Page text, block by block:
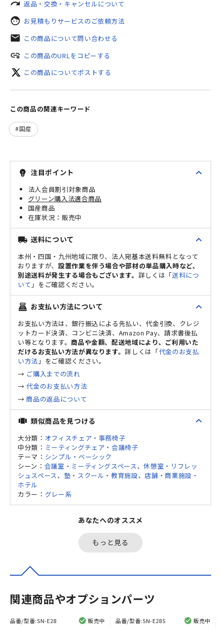
redo 返品・交換・キャンセルについて
face お見積もりサービスのご依頼方法
mail この商品について問い合わせる
add_link この商品のURLをコピーする
この商品についてポストする
この商品の関連キーワード
国産
emoji_objects 注目ポイント expand_less
法人会員割引対象商品
グリーン購入法適合商品
国産商品
販売中
local_shipping 送料について expand_less
本州・四国・九州地域に限り、法人宛基本送料無料となって
おりますが、 設置作業を伴う場合や部材の単品購入時など、
別途送料が発生する場合もございます。 詳しくは「送料につ
いて 」をご確認ください。
point_of_sale お支払い方法について expand_less
お支払い方法は、銀行振込による先払い、代金引換、クレジ
ットカード決済、コンビニ決済、Amazon Pay、請求書後払
い等となります。商品や金額、配送地域により、ご利用いた
だけるお支払い方法が異なります。詳しくは「代金のお支払
い方法 」をご確認ください。
→ ご購入までの流れ
→代金のお支払い方法
→ 商品の返品について
view_carousel 類似商品を見つける expand_less
大分類： オフィスチェア・事務椅子
中分類： ミーティングチェア・会議椅子
テーマ： シンプル・ベーシック
シーン： 会議室・ミーティングスペース 、休憩室・リフレッ
シュスペース 、 塾・スクール・教育施設、 店舗・商業施設・
ホテル
カラー： グレー系
あなたへのオススメ
もっと見る
関連商品やオプションパーツ
品番/型番:SN-E28 販売中 品番/型番:SN-E28S 販売中